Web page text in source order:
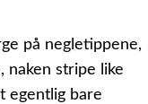
på negletippene,
naken stripe like
egentlig bare